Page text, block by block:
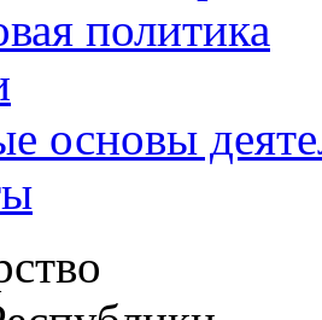
политика
основы